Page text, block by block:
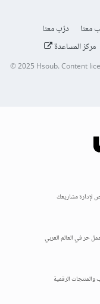
معنا
درّب معنا
مركز المساعدة
© 2025Hsoub.Content